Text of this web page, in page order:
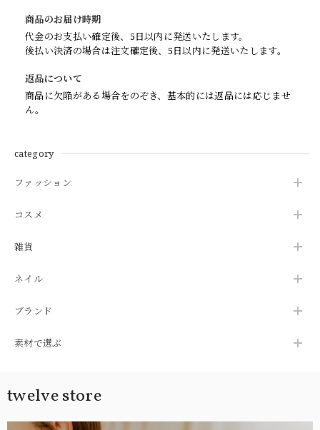
商品のお届け時期
代金のお支払い確定後、5日以内に発送いたします。
後払い決済の場合は注文確定後、5日以内に発送いたします。
返品について
商品に欠陥がある場合をのぞき、基本的には返品には応じませ
ん。
category
ファッション
コスメ
雑貨
ネイル
ブランド
素材で選ぶ
twelve store